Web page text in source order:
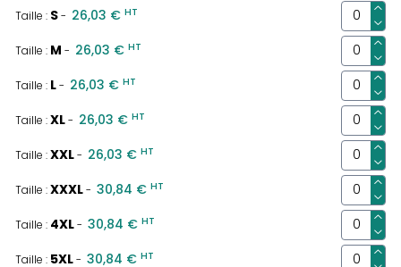
Taille : S- 26,03 € HT
Taille : M - 26,03 € HT
Taille : L- 26,03 € HT
Taille :XL- 26,03 € HT
Taille :XXL- 26,03 € HT
Taille :XXXL- 30,84 € HT
Taille : 4XL- 30,84 € HT
Taille : 5XL- 30,84 € HT